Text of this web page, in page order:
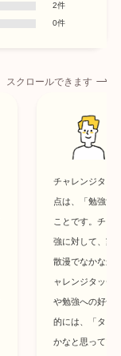
2件
0件
スクロールできます
チャレンジタッ
点は、「勉強す
ことです。チャ
強に対して、家
散漫でなかなか
ャレンジタッチ
や勉強への好奇
的には、「タブ
かなと思ってい